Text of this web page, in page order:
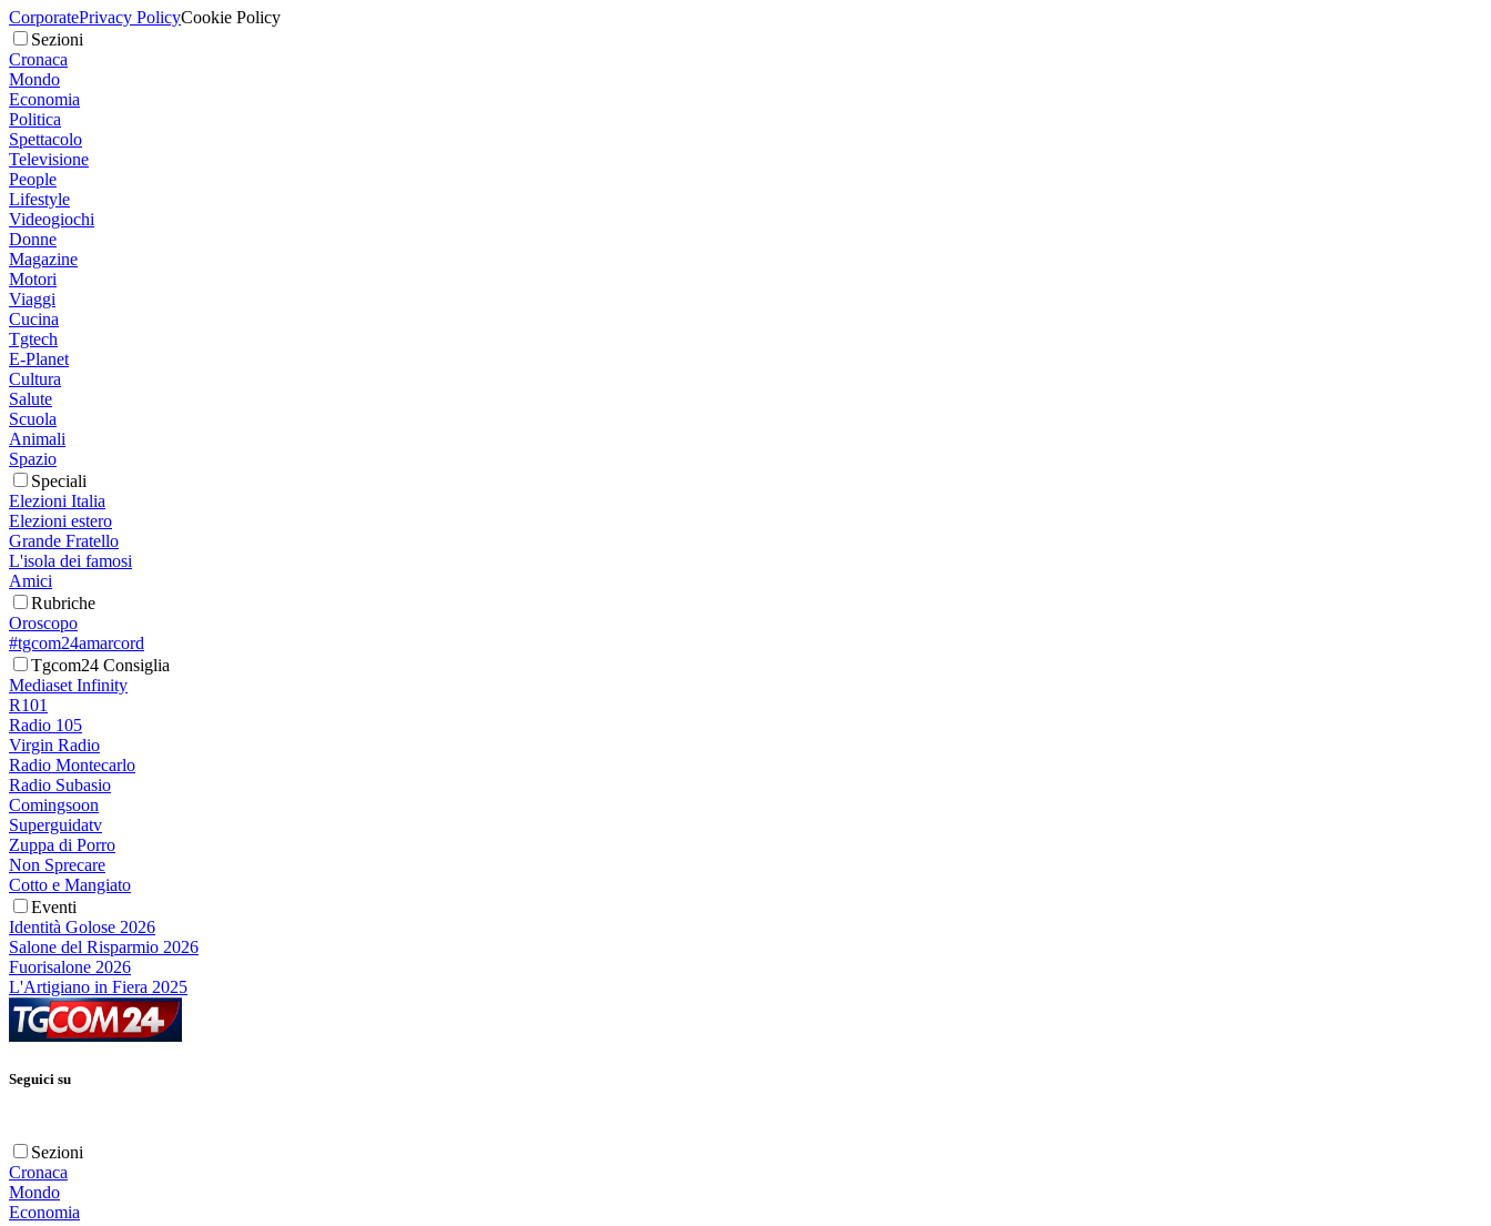
CorporatePrivacy PolicyCookie Policy
Sezioni
Cronaca
Mondo
Economia
Politica
Spettacolo
Televisione
People
Lifestyle
Videogiochi
Donne
Magazine
Motori
Viaggi
Cucina
Tgtech
E-Planet
Cultura
Salute
Scuola
Animali
Spazio
Speciali
Elezioni Italia
Elezioni estero
Grande Fratello
L'isola dei famosi
Amici
Rubriche
Oroscopo
#tgcom24amarcord
Tgcom24 Consiglia
Mediaset Infinity
R101
Radio 105
Virgin Radio
Radio Montecarlo
Radio Subasio
Comingsoon
Superguidatv
Zuppa di Porro
Non Sprecare
Cotto e Mangiato
Eventi
Identità Golose 2026
Salone del Risparmio 2026
Fuorisalone 2026
L'Artigiano in Fiera 2025
Seguici su
Sezioni
Cronaca
Mondo
Economia